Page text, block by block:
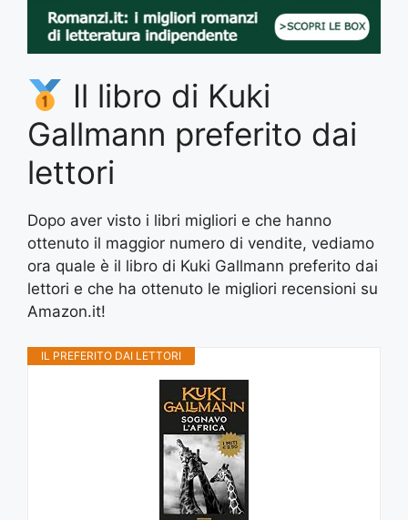
Il libro di Kuki
Gallmann preferito dai
lettori
Dopo aver visto i libri migliori e che hanno
ottenuto il maggior numero di vendite, vediamo
ora quale è il libro di Kuki Gallmann preferito dai
lettori e che ha ottenuto le migliori recensioni su
Amazon.it!
IL PREFERITO DAI LETTORI